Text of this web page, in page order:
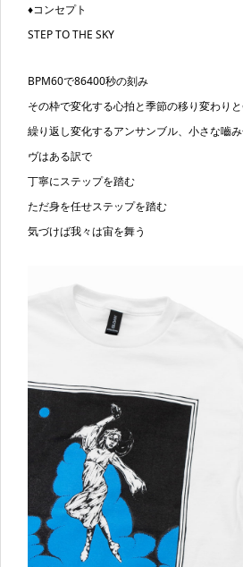
♦コンセプト
STEP TO THE SKY
BPM60で86400秒の刻み
その枠で変化する心拍と季節の移り変わり
繰り返し変化するアンサンブル、小さな嚙
ヴはある訳で
丁寧にステップを踏む
ただ身を任せステップを踏む
気づけば我々は宙を舞う